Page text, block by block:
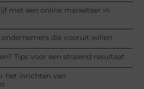
met een online marketeer in
die vooruit willen
Tips voor een stralend resultaat
het inrichten van